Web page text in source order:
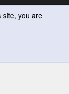
site, you are